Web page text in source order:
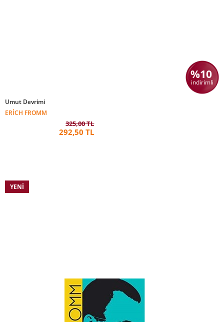
%10
indirimli
Umut Devrimi
ERICH FROMM
325,00 TL
292,50 TL
YENI